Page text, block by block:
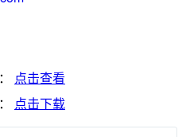
点击查看
点击下载